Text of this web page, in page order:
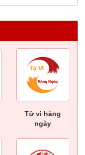
Tử vi hàng
ngày